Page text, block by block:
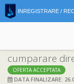
INREGISTRARE /
cumparare
OFERTA ACCEPTATA
DATA FINALIZARE:
DATE